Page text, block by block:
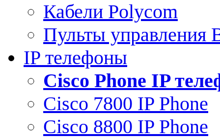
Кабели Polycom
Пульты управления
IP телефоны
Сisco Phone IP
Cisco 7800 IP Phone
Cisco 8800 IP Phone